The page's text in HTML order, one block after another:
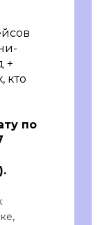
+
кто
по